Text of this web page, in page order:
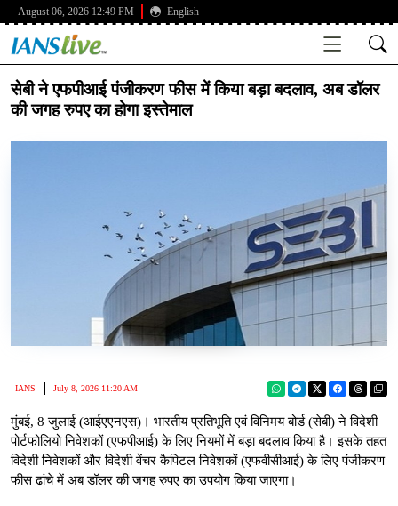
August 06, 2026 12:49 PM English
सेबी ने एफपीआई पंजीकरण फीस में किया बड़ा बदलाव, अब डॉलर
की जगह रुपए का होगा इस्तेमाल
IANS July 8, 2026 11:20 AM
मुंबई, 8 जुलाई (आईएएनएस)। भारतीय प्रतिभूति एवं विनिमय बोर्ड (सेबी) ने विदेशी
पोर्टफोलियो निवेशकों (एफपीआई) के लिए नियमों में बड़ा बदलाव किया है। इसके तहत
विदेशी निवेशकों और विदेशी वेंचर कैपिटल निवेशकों (एफवीसीआई) के लिए पंजीकरण
फीस ढांचे में अब डॉलर की जगह रुपए का उपयोग किया जाएगा।